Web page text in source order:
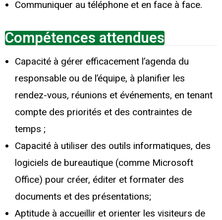
Communiquer au téléphone et en face à face.
Compétences attendues
Capacité à gérer efficacement l’agenda du
responsable ou de l’équipe, à planifier les
rendez-vous, réunions et événements, en tenant
compte des priorités et des contraintes de
temps ;
Capacité à utiliser des outils informatiques, des
logiciels de bureautique (comme Microsoft
Office) pour créer, éditer et formater des
documents et des présentations;
Aptitude à accueillir et orienter les visiteurs de